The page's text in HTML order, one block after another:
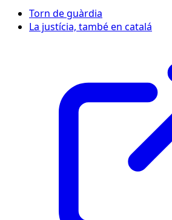
Torn de guàrdia
La justícia, també en catalá